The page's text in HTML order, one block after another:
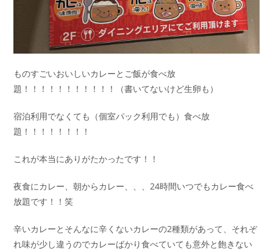
ものすごいおいしいカレーとご飯が食べ放
題！！！！！！！！！！！（書いてないけど生卵も）
宿泊利用でなくても（個室パック利用でも）食べ放
題！！！！！！！！
これが本当にありがたかったです！！
夜食にカレー、朝からカレー、、、24時間いつでもカレー食べ
放題です！！笑
辛いカレーとそんなに辛くないカレーの2種類があって、それぞ
れ味が少し違うのでカレーばかり食べていても意外と飽きない